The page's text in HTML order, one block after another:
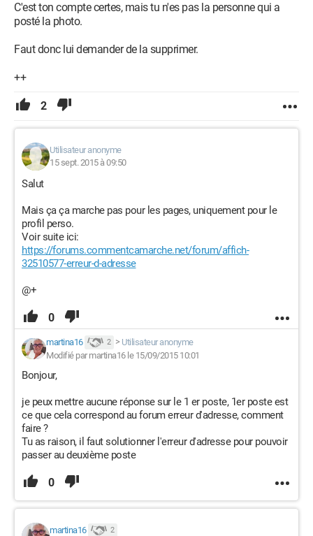
C'est ton compte certes, mais tu n'es pas la personne qui a
posté la photo.
Faut donc lui demander de la supprimer.
++
2
Utilisateur anonyme
15 sept. 2015 à 09:50
Salut
Mais ça ça marche pas pour les pages, uniquement pour le
profil perso.
Voir suite ici:
https://forums.commentcamarche.net/forum/affich-
32510577-erreur-d-adresse
@+
0
martina16 2 > Utilisateur anonyme
Modifié par martina16 le 15/09/2015 10:01
Bonjour,
je peux mettre aucune réponse sur le 1 er poste, 1er poste est
ce que cela correspond au forum erreur d'adresse, comment
faire ?
Tu as raison, il faut solutionner l'erreur d'adresse pour pouvoir
passer au deuxième poste
0
martina16 2